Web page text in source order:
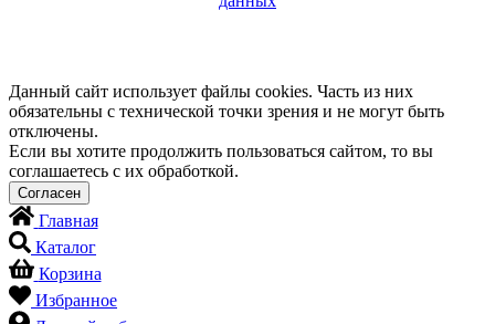
Данный сайт использует файлы cookies. Часть из них
обязательны с технической точки зрения и не могут быть
отключены.
Если вы хотите продолжить пользоваться сайтом, то вы
соглашаетесь с их обработкой.
Главная
Каталог
Корзина
Избранное